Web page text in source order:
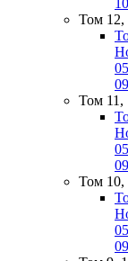
10
Том 12,
05
09
Том 11,
05
09
Том 10,
05
09